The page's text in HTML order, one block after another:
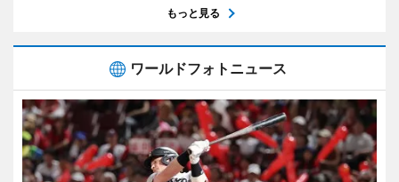
もっと見る
ワールドフォトニュース